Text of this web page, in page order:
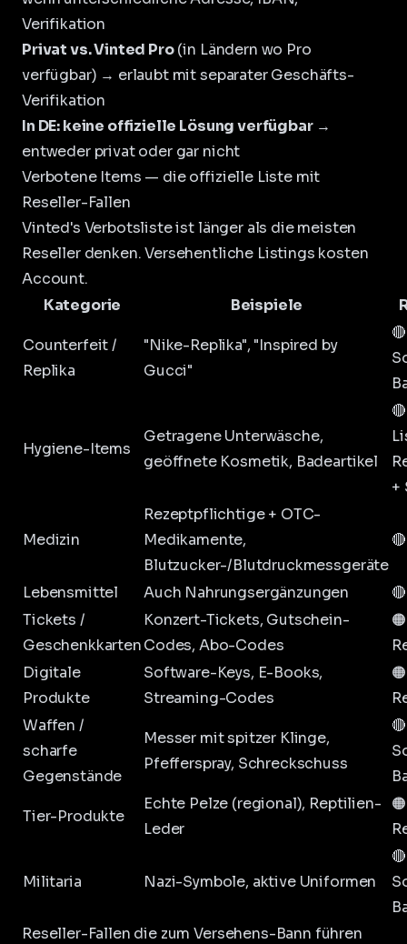
Verifikation
Privat vs. Vinted Pro(in Ländern wo Pro
verfügbar) → erlaubt mit separater Geschäfts-
Verifikation
In DE: keine offizielle Lösung verfügbar→
entweder privat oder gar nicht
Verbotene Items — die offizielle Liste mit
Reseller-Fallen
Vinted's Verbotsliste ist länger als die meisten
Reseller denken. Versehentliche Listings kosten
Account.
Kategorie
Beispiele
Counterfeit /
Replika
"Nike-Replika", "Inspired by
Gucci"
🔴
Hygiene-Items
Getragene Unterwäsche,
geöffnete Kosmetik, Badeartikel
🔴
+
Medizin
Rezeptpflichtige + OTC-
Medikamente,
Blutzucker-/Blutdruckmessgeräte
Lebensmittel Auch Nahrungsergänzungen
Tickets /
Geschenkkarten
Konzert-Tickets, Gutschein-
Codes, Abo-Codes
🟠
Digitale
Produkte
Software-Keys, E-Books,
Streaming-Codes
🟠
Waffen /
scharfe
Gegenstände
Messer mit spitzer Klinge,
Pfefferspray, Schreckschuss
🔴
Tier-Produkte
Echte Pelze (regional), Reptilien-
Leder
🟠
Militaria Nazi-Symbole, aktive Uniformen
🔴
Reseller-Fallen die zum Versehens-Bann führen